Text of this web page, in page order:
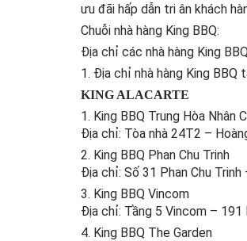
ưu đãi hấp dẫn tri ân khách
Chuỗi nhà hàng King BBQ:
Địa chỉ các nhà hàng King
1. Địa chỉ nhà hàng King BBQ
KING ALACARTE
1. King BBQ Trung Hòa Nhân
Địa chỉ: Tòa nhà 24T2 –
2. King BBQ Phan Chu Trinh
Địa chỉ: Số 31 Phan Chu
3. King BBQ Vincom
Địa chỉ: Tầng 5 Vincom –
4. King BBQ The Garden